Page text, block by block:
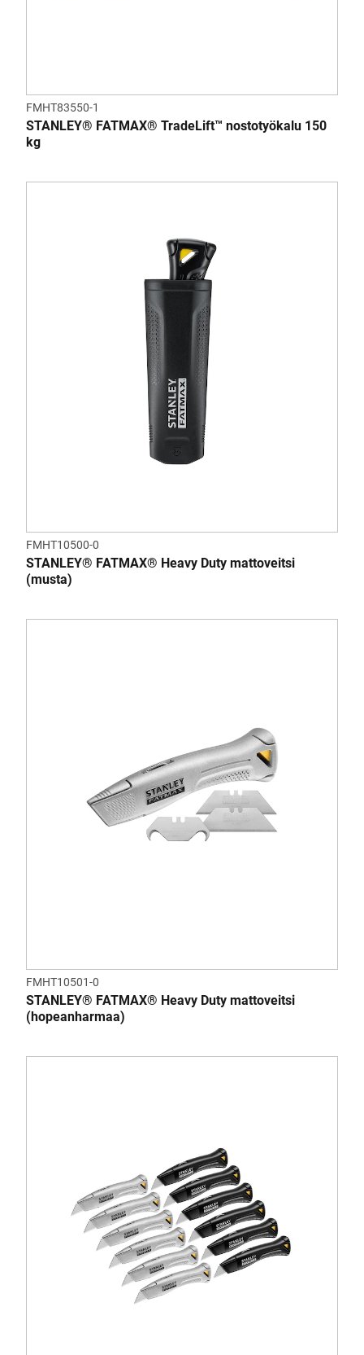
FMHT83550-1
STANLEY® FATMAX® TradeLift™ nostotyökalu 150
kg
FMHT10500-0
STANLEY® FATMAX® Heavy Duty mattoveitsi
(musta)
FMHT10501-0
STANLEY® FATMAX® Heavy Duty mattoveitsi
(hopeanharmaa)